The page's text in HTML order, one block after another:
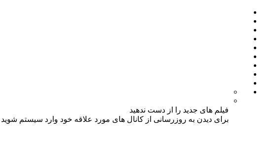
فیلم های جدید را از دست ندهید
برای دیدن به روزرسانی از کانال های مورد علاقه خود وارد سیستم شوید